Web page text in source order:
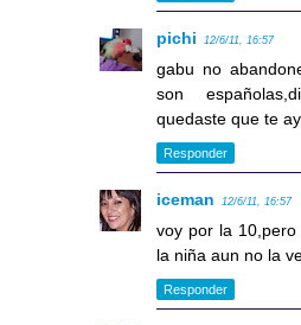
pichi 12/6/11, 16:57
gabu no
son
quedaste que te
Responder
iceman 12/6/11, 16:57
voy por la
la niña aun no la
Responder